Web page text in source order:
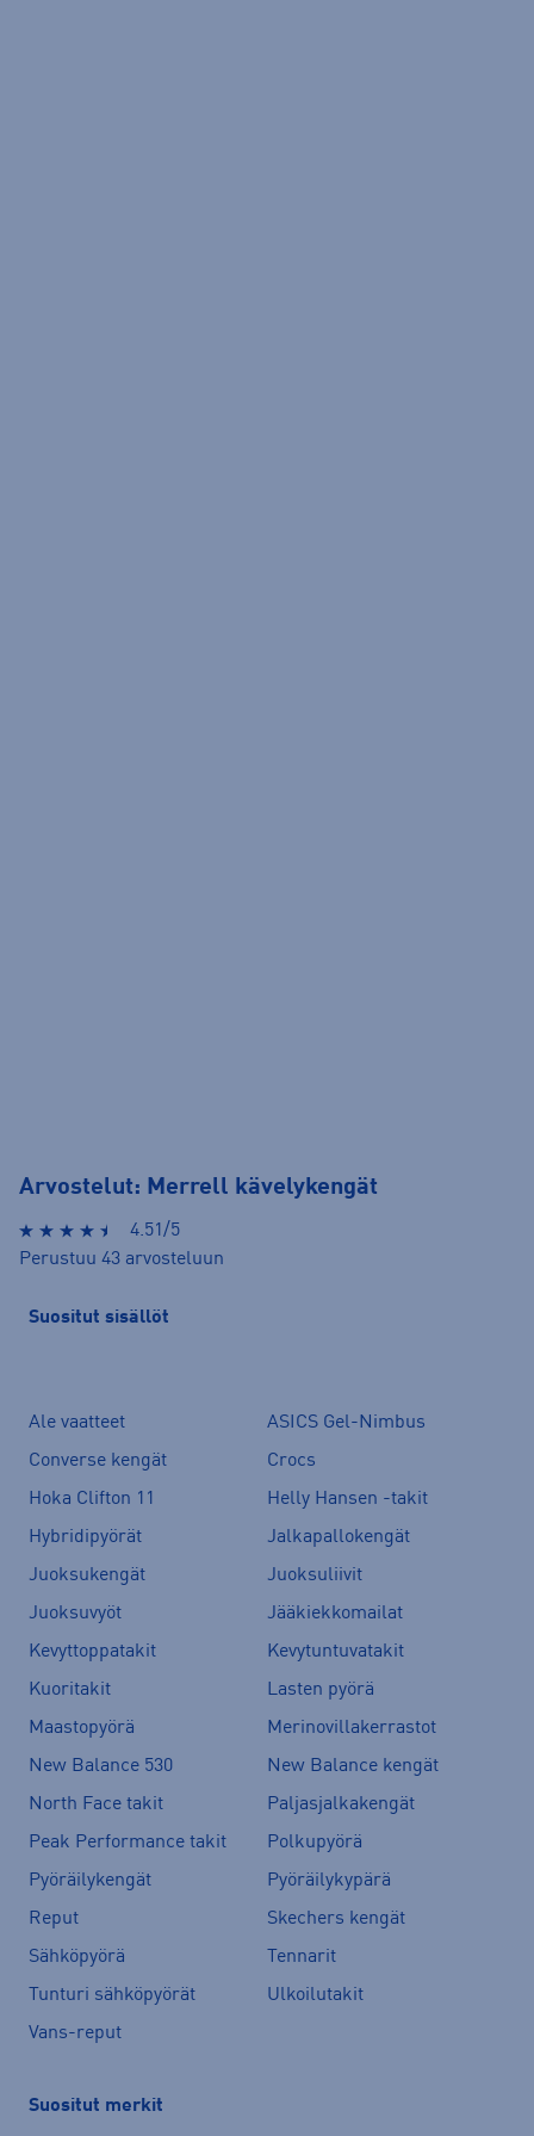
Arvostelut: Merrell kävelykengät
4.51/5
Perustuu 43 arvosteluun
Suositut sisällöt
Ale vaatteet
ASICS Gel-Nimbus
Converse kengät
Crocs
Hoka Clifton 11
Helly Hansen -takit
Hybridipyörät
Jalkapallokengät
Juoksukengät
Juoksuliivit
Juoksuvyöt
Jääkiekkomailat
Kevyttoppatakit
Kevytuntuvatakit
Kuoritakit
Lasten pyörä
Maastopyörä
Merinovillakerrastot
New Balance 530
New Balance kengät
North Face takit
Paljasjalkakengät
Peak Performance takit
Polkupyörä
Pyöräilykengät
Pyöräilykypärä
Reput
Skechers kengät
Sähköpyörä
Tennarit
Tunturi sähköpyörät
Ulkoilutakit
Vans-reput
Suositut merkit